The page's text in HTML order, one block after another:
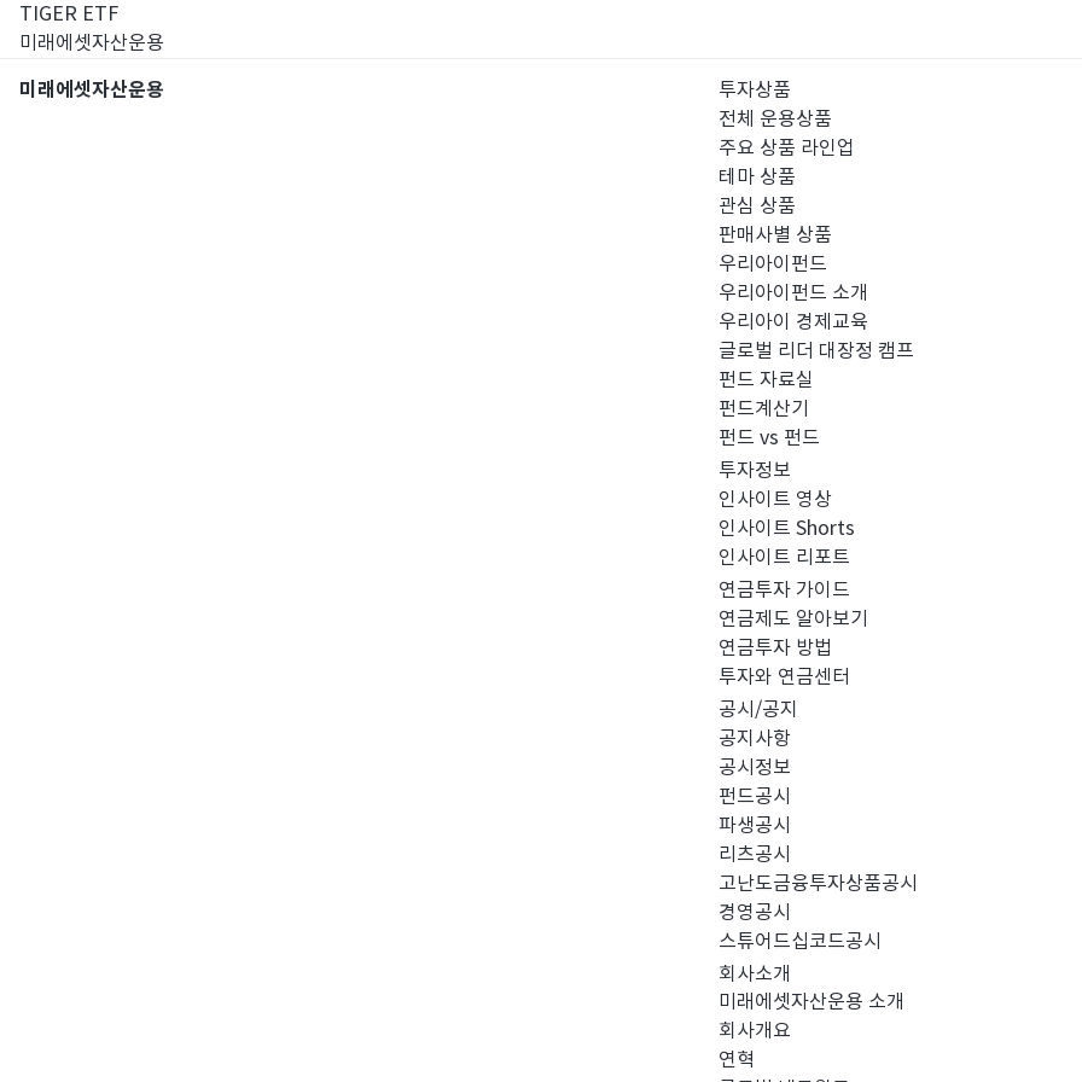
TIGER ETF
미래에셋자산운용
미래에셋자산운용
투자상품
전체 운용상품
주요 상품 라인업
테마 상품
관심 상품
판매사별 상품
우리아이펀드
우리아이펀드 소개
우리아이 경제교육
글로벌 리더 대장정 캠프
펀드 자료실
펀드계산기
펀드 vs 펀드
투자정보
인사이트 영상
인사이트 Shorts
인사이트 리포트
연금투자 가이드
연금제도 알아보기
연금투자 방법
투자와 연금센터
공시/공지
공지사항
공시정보
펀드공시
파생공시
리츠공시
고난도금융투자상품공시
경영공시
스튜어드십코드공시
회사소개
미래에셋자산운용 소개
회사개요
연혁
PICK 인사이트 (0)
경영공시 (0)
검색 결과가 없습니다.